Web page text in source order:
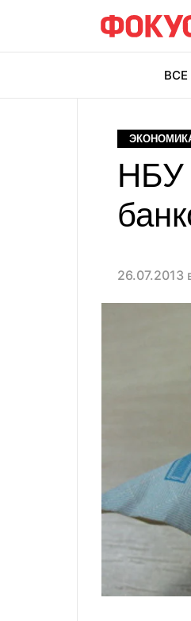
НБУ
26.07.2013